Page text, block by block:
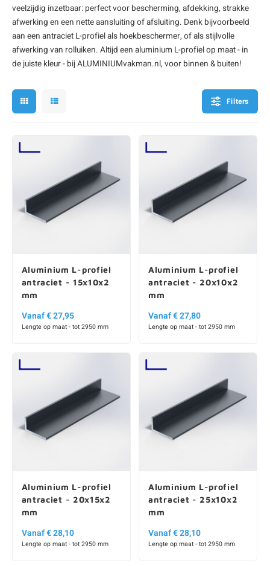
alu kokerprofielen
alu buisprofielen
alu hoeklijnen
alu L-lijnen
alu U-strips
alu platstaf profielen
veelzijdig inzetbaar: perfect voor bescherming, afdekking, strakke
afwerking en een nette aansluiting of afsluiting. Denk bijvoorbeeld
aan een antraciet L-profiel als hoekbeschermer, of als stijlvolle
afwerking van rolluiken. Altijd een aluminium L-profielop maat - in
de juiste kleur - bij ALUMINIUMvakman.nl, voor binnen & buiten!
Filters
Aluminium L-profiel
antraciet - 15x10x2
mm
Vanaf € 27,95
Lengte op maat - tot 2950 mm
Aluminium L-profiel
antraciet - 20x10x2
mm
Vanaf € 27,80
Lengte op maat - tot 2950 mm
Aluminium L-profiel
antraciet - 20x15x2
mm
Vanaf € 28,10
Lengte op maat - tot 2950 mm
Aluminium L-profiel
antraciet - 25x10x2
mm
Vanaf € 28,10
Lengte op maat - tot 2950 mm